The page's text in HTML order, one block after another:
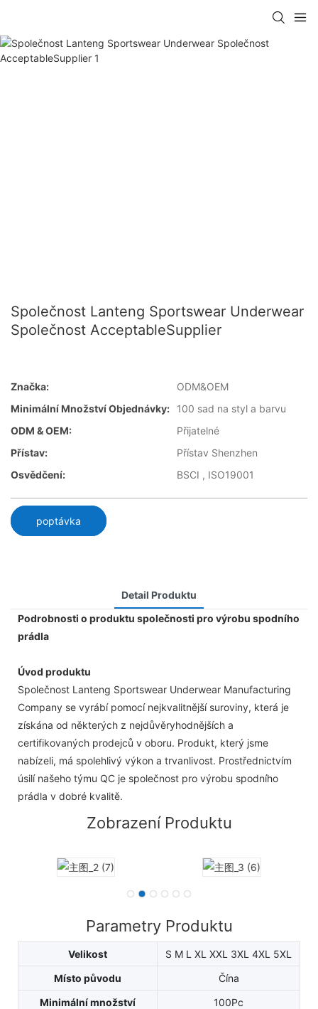
Společnost Lanteng Sportswear Underwear
Společnost AcceptableSupplier
Značka:
ODM&OEM
Minimální Množství Objednávky:
100 sad na styl a barvu
ODM & OEM:
Přijatelné
Přístav:
Přístav Shenzhen
Osvědčení:
BSCI , ISO19001
poptávka
Detail Produktu
Podrobnosti o produktu společnosti pro výrobu spodního
prádla
Úvod produktu
Společnost Lanteng Sportswear Underwear Manufacturing
Company se vyrábí pomocí nejkvalitnější suroviny, která je
získána od některých z nejdůvěryhodnějších a
certifikovaných prodejců v oboru. Produkt, který jsme
nabízeli, má spolehlivý výkon a trvanlivost. Prostřednictvím
úsilí našeho týmu QC je společnost pro výrobu spodního
prádla v dobré kvalitě.
Zobrazení Produktu
Parametry Produktu
Velikost
S M L XL XXL 3XL 4XL 5XL
Místo původu
Čína
Minimální množství
100Pc